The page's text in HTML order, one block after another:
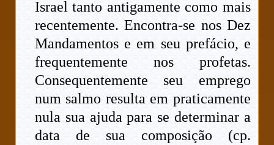
Israel tanto antigamente como mais
recentemente. Encontra-se nos Dez
Mandamentos e em seu prefácio, e
frequentemente nos profetas.
Consequentemente seu emprego
num salmo resulta em praticamente
nula sua ajuda para se determinar a
data de sua composição (cp.